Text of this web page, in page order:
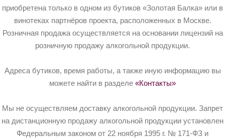
приобретена только в одном из бутиков «Золотая Балка» или в
винотеках партнёров проекта, расположенных в Москве.
Розничная продажа осуществляется на основании лицензий на
розничную продажу алкогольной продукции.
Адреса бутиков, время работы, а также иную информацию вы
можете найти в разделе «Контакты»
Мы не осуществляем доставку алкогольной продукции. Запрет
на дистанционную продажу алкогольной продукции установлен
Федеральным законом от 22 ноября 1995 г. № 171-ФЗ и